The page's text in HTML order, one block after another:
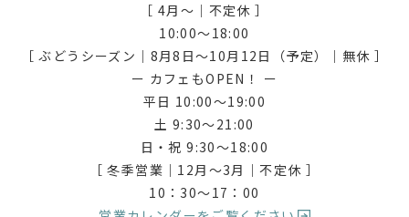
［ 4月〜｜不定休 ］
10:00〜18:00
［ ぶどうシーズン｜8月8日〜10月12日（予定）｜無休 ］
ー カフェもOPEN！ ー
平日 10:00〜19:00
土 9:30〜21:00
日・祝 9:30〜18:00
［ 冬季営業｜12月〜3月｜不定休 ］
10：30〜17：00